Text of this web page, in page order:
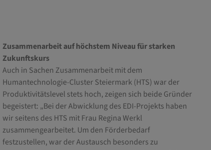
Zusammenarbeit auf höchstem Niveau für starken
Zukunftskurs
Auch in Sachen Zusammenarbeit mit dem
Humantechnologie-Cluster Steiermark (HTS) war der
Produktivitätslevel stets hoch, zeigen sich beide Gründer
begeistert: „Bei der Abwicklung des EDI-Projekts haben
wir seitens des HTS mit Frau Regina Werkl
zusammengearbeitet. Um den Förderbedarf
festzustellen, war der Austausch besonders zu